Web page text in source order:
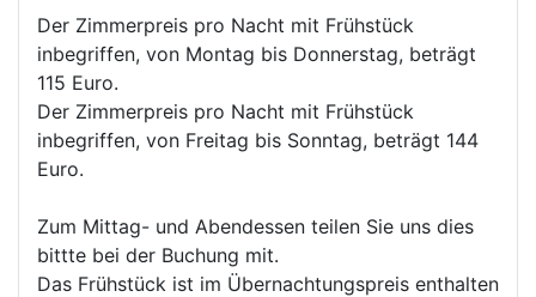
Der Zimmerpreis pro Nacht mit Frühstück
inbegriffen, von Montag bis Donnerstag, beträgt
115 Euro.
Der Zimmerpreis pro Nacht mit Frühstück
inbegriffen, von Freitag bis Sonntag, beträgt 144
Euro.
Zum Mittag- und Abendessen teilen Sie uns dies
bittte bei der Buchung mit.
Das Frühstück ist im Übernachtungspreis enthalten